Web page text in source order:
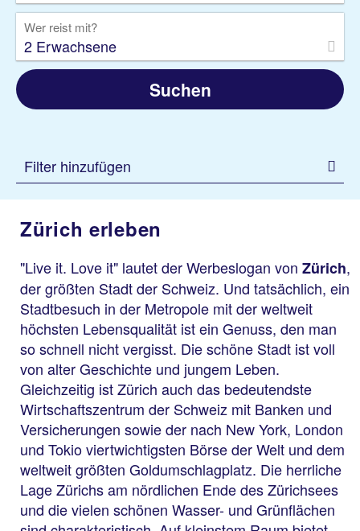
Wer reist mit?
2 Erwachsene
Suchen
Filter hinzufügen
Zürich erleben
"Live it. Love it" lautet der Werbeslogan von Zürich,
der größten Stadt der Schweiz. Und tatsächlich, ein
Stadtbesuch in der Metropole mit der weltweit
höchsten Lebensqualität ist ein Genuss, den man
so schnell nicht vergisst. Die schöne Stadt ist voll
von alter Geschichte und jungem Leben.
Gleichzeitig ist Zürich auch das bedeutendste
Wirtschaftszentrum der Schweiz mit Banken und
Versicherungen sowie der nach New York, London
und Tokio viertwichtigsten Börse der Welt und dem
weltweit größten Goldumschlagplatz. Die herrliche
Lage Zürichs am nördlichen Ende des Zürichsees
und die vielen schönen Wasser- und Grünflächen